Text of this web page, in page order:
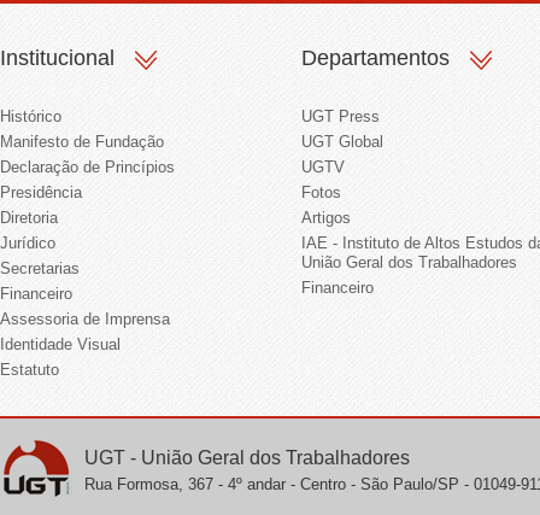
Institucional
Histórico
Manifesto de Fundação
Declaração de Princípios
Presidência
Diretoria
Jurídico
Secretarias
Financeiro
Assessoria de Imprensa
Identidade Visual
Estatuto
Departamentos
UGT Press
UGT Global
UGTV
Fotos
Artigos
IAE - Instituto de Altos Estudos
União Geral dos Trabalhadores
Financeiro
UGT - União Geral dos Trabalhadores
Rua Formosa, 367 - 4º andar - Centro - São Paulo/SP - 01049-